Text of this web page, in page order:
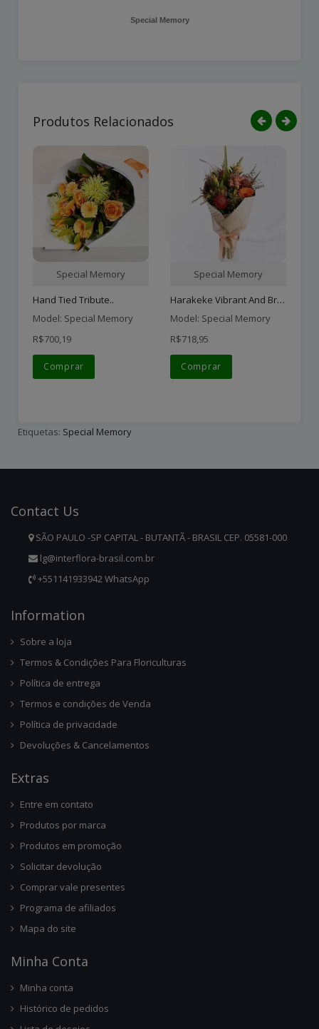
Special Memory
Produtos Relacionados
Special Memory
Hand Tied Tribute..
Model: Special Memory
R$700,19
Comprar
Special Memory
Harakeke Vibrant And Brig..
Model: Special Memory
R$718,95
Comprar
Etiquetas: Special Memory
Contact Us
SÃO PAULO -SP CAPITAL - BUTANTÃ - BRASIL CEP. 05581-000
lg@interflora-brasil.com.br
+551141933942 WhatsApp
InforMation
Sobre a loja
Termos & Condições Para Floriculturas
Política de entrega
Termos e condições de Venda
Política de privacidade
Devoluções & Cancelamentos
ExtRas
Entre em contato
Produtos por marca
Produtos em promoção
Solicitar devolução
Comprar vale presentes
Programa de afiliados
Mapa do site
Minha Conta
Minha conta
Histórico de pedidos